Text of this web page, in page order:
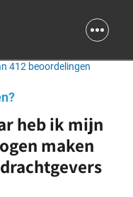
heb ik mijn
maken
412 beoordelingen